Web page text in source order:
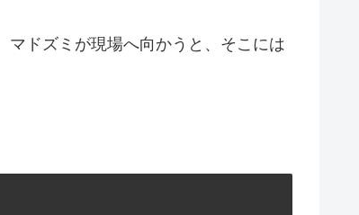
ドズミが現場へ向かうと、そこには